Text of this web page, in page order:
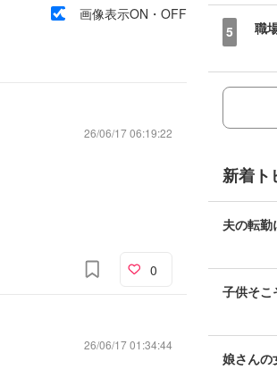
画像表示ON・OFF
26/06/17 06:19:22
0
26/06/17 01:34:44
5 職
新着ト
夫の転
子供そこ
娘さんの